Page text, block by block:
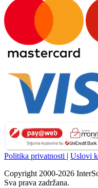
Politika privatnosti | Uslovi
Copyright 2000-2026
Sva prava zadržana.